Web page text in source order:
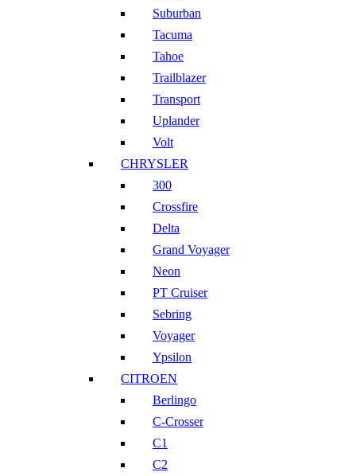
Suburban
Tacuma
Tahoe
Trailblazer
Transport
Uplander
Volt
CHRYSLER
300
Crossfire
Delta
Grand Voyager
Neon
PT Cruiser
Sebring
Voyager
Ypsilon
CITROEN
Berlingo
C-Crosser
C1
C2